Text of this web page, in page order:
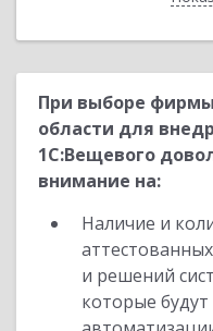
При выборе
области для
1С:Вещевого
внимание на:
Наличие и
и решений
которые будут